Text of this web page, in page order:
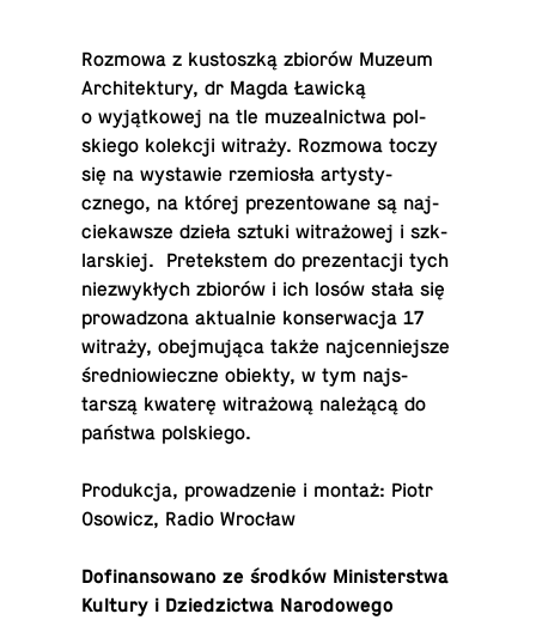
Rozmowa z kus­toszką zbiorów Muzeum
Ar­chitek­tury, dr Magda Ławicką
o wyjątkowej na tle muzeal­nictwa pol­
skiego kolekcji witraży. Rozmowa toczy
się na wys­tawie rzemiosła artysty­
cznego, na której prezen­towane są na­j­
ciekawsze dzieła sztuki witrażowej i szk­
larskiej. Pretek­stem do prezen­tacji tych
niezwykłych zbiorów i ich losów stała się
prowad­zona ak­tu­al­nie kon­serwacja 17
witraży, obejmująca także na­j­cen­niejsze
śred­niowieczne obiekty, w tym na­js­
tarszą kwaterę witrażową należącą do
państwa polskiego.
Pro­dukcja, prowadze­nie i montaż: Piotr
Osowicz, Radio Wrocław
Do­fi­nan­sowano ze środków Min­is­terstwa
Kultury i Dziedz­ictwa Nar­o­dowego